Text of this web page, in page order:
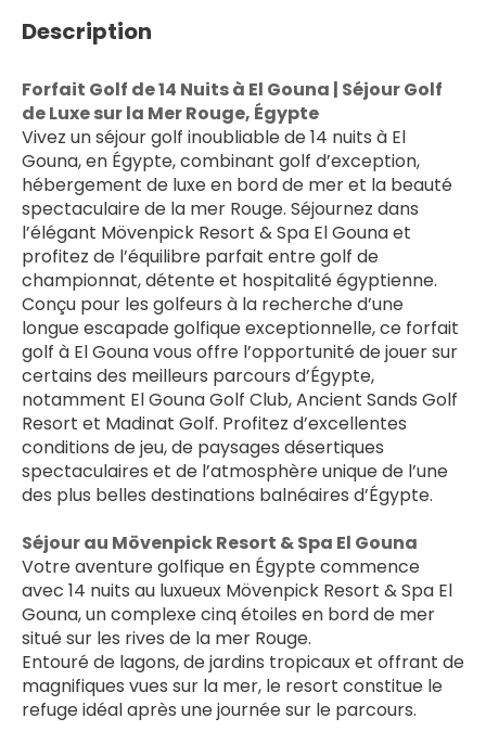
Description
Forfait Golf de 14 Nuits à El Gouna | Séjour Golf
de Luxe sur la Mer Rouge, Égypte
Vivez un séjour golf inoubliable de 14 nuits à El
Gouna, en Égypte, combinant golf d’exception,
hébergement de luxe en bord de mer et la beauté
spectaculaire de la mer Rouge. Séjournez dans
l’élégant Mövenpick Resort & Spa El Gouna et
profitez de l’équilibre parfait entre golf de
championnat, détente et hospitalité égyptienne.
Conçu pour les golfeurs à la recherche d’une
longue escapade golfique exceptionnelle, ce forfait
golf à El Gouna vous offre l’opportunité de jouer sur
certains des meilleurs parcours d’Égypte,
notamment El Gouna Golf Club, Ancient Sands Golf
Resort et Madinat Golf. Profitez d’excellentes
conditions de jeu, de paysages désertiques
spectaculaires et de l’atmosphère unique de l’une
des plus belles destinations balnéaires d’Égypte.
Séjour au Mövenpick Resort & Spa El Gouna
Votre aventure golfique en Égypte commence
avec 14 nuits au luxueux Mövenpick Resort & Spa El
Gouna, un complexe cinq étoiles en bord de mer
situé sur les rives de la mer Rouge.
Entouré de lagons, de jardins tropicaux et offrant de
magnifiques vues sur la mer, le resort constitue le
refuge idéal après une journée sur le parcours.